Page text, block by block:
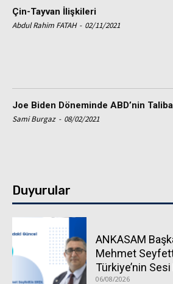
Çin-Tayvan İlişkileri
Abdul Rahim FATAH - 02/11/2021
Joe Biden Döneminde ABD’nin
Sami Burgaz - 08/02/2021
Duyurular
ANKASAM
Mehmet
Türkiye’nin
06/08/2026